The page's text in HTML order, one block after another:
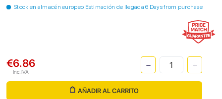
Stock en almacén europeo Estimación de llegada 6 Days from purchase
€6.86
Inc. IVA
AÑADIR AL CARRITO